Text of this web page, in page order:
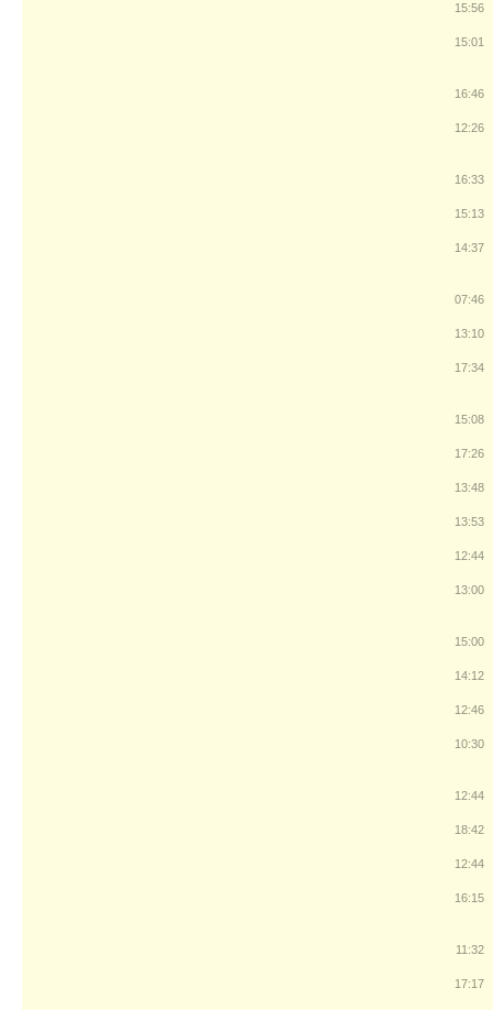
15:56
15:01
16:46
12:26
16:33
15:13
14:37
07:46
13:10
17:34
15:08
17:26
13:48
13:53
12:44
13:00
15:00
14:12
12:46
10:30
12:44
18:42
12:44
16:15
11:32
17:17